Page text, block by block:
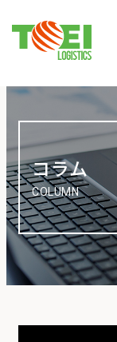
コラム
COLUMN